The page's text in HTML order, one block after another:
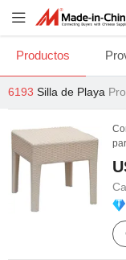
Productos
6193 Silla de Playa